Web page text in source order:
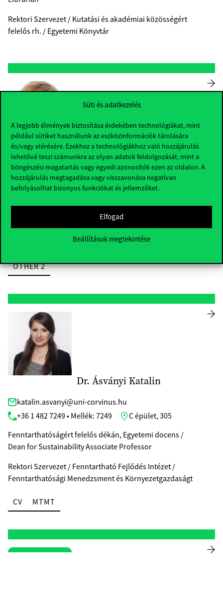
Süti és adatkezelés
A legjobb élmények biztosítása érdekében technológiákat, mint
például sütiket használunk az eszközinformációk tárolására
és/vagy elérésére. Ezekhez a technológiákhoz való hozzájárulás
lehetővé teszi számunkra az olyan adatok feldolgozását, mint a
böngészési magatartás vagy egyedi azonosítók ezen az oldalon. A
hozzájárulás megtagadása vagy visszavonása negatívan
befolyásolhat bizonyos funkciókat és jellemzőket.
Elfogad
Beállítások megtekintése
Rektori Szervezet / Kutatási és akadémiai közösségért
felelős rh. / Egyetemi Könyvtár
Dr. Asemi Asefeh
asemi.asefeh@uni-corvinus.hu
Sóház, 125
Egyetemi Docens / Associate Professor
OTHER 2
Dr. Ásványi Katalin
katalin.asvanyi@uni-corvinus.hu
+36 1 482 7249 • Mellék: 7249
C épület, 305
Fenntarthatóságért felelős dékán, Egyetemi docens /
Dean for Sustainability Associate Professor
Rektori Szervezet / Fenntartható Fejlődés Intézet /
Fenntarthatósági Menedzsment és Környezetgazdaságt
CV MTMT